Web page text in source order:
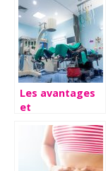
en bonne
santé?
Les avantages
et
d’une
intervention de
chirurgie